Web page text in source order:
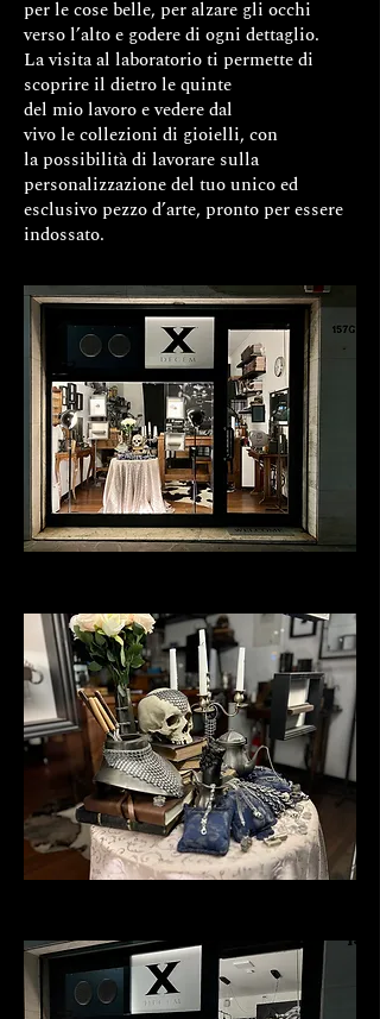
per le cose belle, per alzare gli occhi
verso l’alto e godere di ogni dettaglio.
La visita al laboratorio ti permette di
scoprire il dietro le quinte
del mio lavoro e vedere dal
vivo le collezioni di gioielli, con
la possibilità di lavorare sulla
personalizzazione del tuo unico ed
esclusivo pezzo d’arte, pronto per essere
indossato.